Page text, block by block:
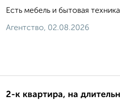
Есть мебель и бытовая
Агентство, 02.08.2026
2-к квартира, на